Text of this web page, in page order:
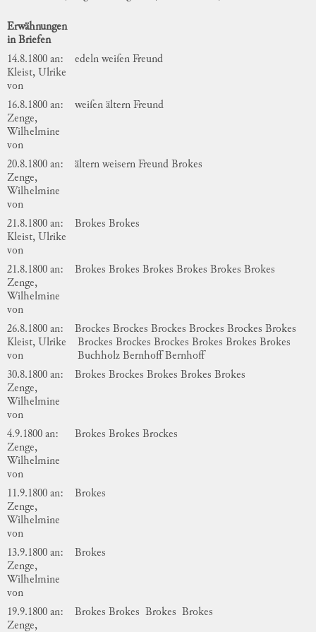
Erwähnungen
in Briefen
14.8.1800 an:
Kleist, Ulrike
von
edeln weiſen Freund
16.8.1800 an:
Zenge,
Wilhelmine
von
weiſen ältern Freund
20.8.1800 an:
Zenge,
Wilhelmine
von
ältern weisern Freund Brokes
21.8.1800 an:
Kleist, Ulrike
von
Brokes Brokes
21.8.1800 an:
Zenge,
Wilhelmine
von
Brokes Brokes Brokes Brokes Brokes Brokes
26.8.1800 an:
Kleist, Ulrike
von
Brockes Brockes Brockes Brockes Brockes Brokes
Brockes Brockes Brockes Brokes Brokes Brokes
Buchholz Bernhoff Bernhoff
30.8.1800 an:
Zenge,
Wilhelmine
von
Brokes Brockes Brokes Brokes Brokes
4.9.1800 an:
Zenge,
Wilhelmine
von
Brokes Brokes Brockes
11.9.1800 an:
Zenge,
Wilhelmine
von
Brokes
13.9.1800 an:
Zenge,
Wilhelmine
von
Brokes
19.9.1800 an:
Zenge,
Brokes Brokes Brokes Brokes